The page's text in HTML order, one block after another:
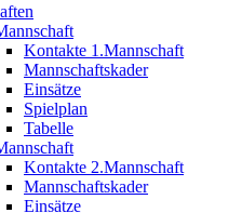
Kontakte 1.Mannschaft
Mannschaftskader
Einsätze
Spielplan
Tabelle
Kontakte 2.Mannschaft
Mannschaftskader
Einsätze